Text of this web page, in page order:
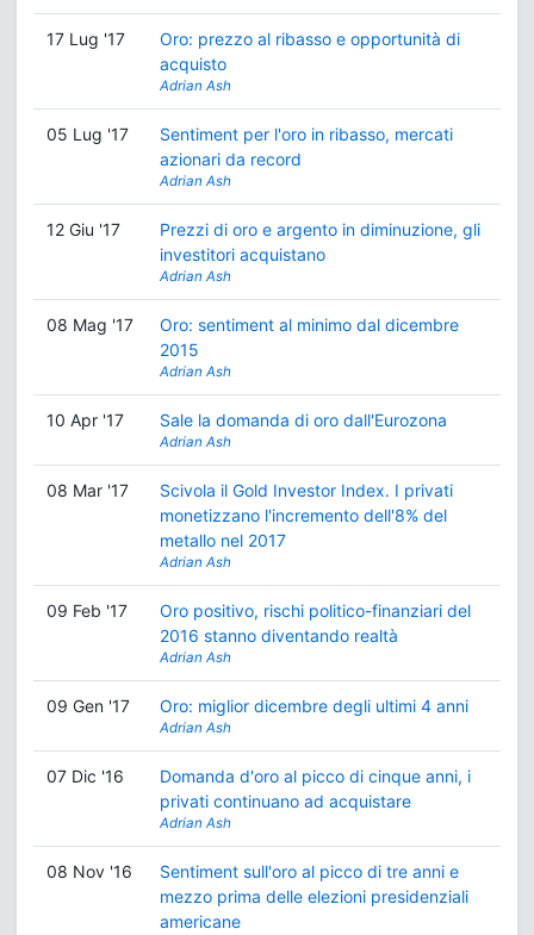
17 Lug '17
Oro: prezzo al ribasso e opportunità di
acquisto
Adrian Ash
05 Lug '17
Sentiment per l'oro in ribasso, mercati
azionari da record
Adrian Ash
12 Giu '17
Prezzi di oro e argento in diminuzione, gli
investitori acquistano
Adrian Ash
08 Mag '17
Oro: sentiment al minimo dal dicembre
2015
Adrian Ash
10 Apr '17 Sale la domanda di oro dall'Eurozona
Adrian Ash
08 Mar '17
Scivola il Gold Investor Index. I privati
monetizzano l'incremento dell'8% del
metallo nel 2017
Adrian Ash
09 Feb '17
Oro positivo, rischi politico-finanziari del
2016 stanno diventando realtà
Adrian Ash
09 Gen '17 Oro: miglior dicembre degli ultimi 4 anni
Adrian Ash
07 Dic '16
Domanda d'oro al picco di cinque anni, i
privati continuano ad acquistare
Adrian Ash
08 Nov '16
Sentiment sull'oro al picco di tre anni e
mezzo prima delle elezioni presidenziali
americane